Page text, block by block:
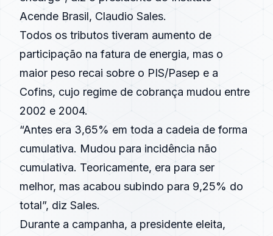
Acende Brasil, Claudio Sales.
Todos os tributos tiveram aumento de
participação na fatura de energia, mas o
maior peso recai sobre o PIS/Pasep e a
Cofins, cujo regime de cobrança mudou entre
2002 e 2004.
“Antes era 3,65% em toda a cadeia de forma
cumulativa. Mudou para incidência não
cumulativa. Teoricamente, era para ser
melhor, mas acabou subindo para 9,25% do
total”, diz Sales.
Durante a campanha, a presidente eleita,